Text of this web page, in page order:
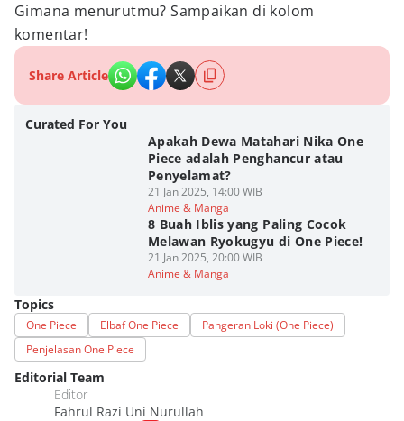
Gimana menurutmu? Sampaikan di kolom
komentar!
Share Article
Curated For You
Apakah Dewa Matahari Nika One
Piece adalah Penghancur atau
Penyelamat?
21 Jan 2025, 14:00 WIB
Anime & Manga
8 Buah Iblis yang Paling Cocok
Melawan Ryokugyu di One Piece!
21 Jan 2025, 20:00 WIB
Anime & Manga
Topics
One Piece Elbaf One Piece
Pangeran Loki (One Piece)
Penjelasan One Piece
Editorial Team
Editor
Fahrul Razi Uni Nurullah